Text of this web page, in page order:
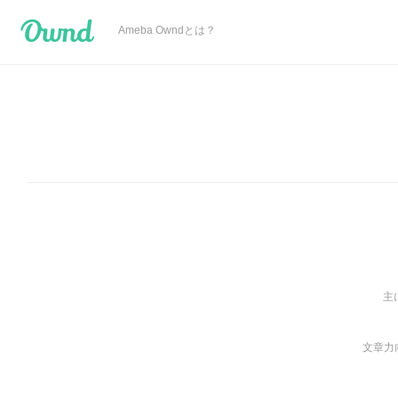
Ameba Ownd
Ameba Owndとは？
主
文章力